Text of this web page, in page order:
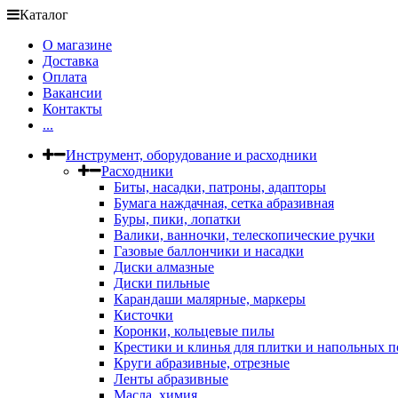
Каталог
О магазине
Доставка
Оплата
Вакансии
Контакты
...
Инструмент, оборудование и расходники
Расходники
Биты, насадки, патроны, адапторы
Бумага наждачная, сетка абразивная
Буры, пики, лопатки
Валики, ванночки, телескопические ручки
Газовые баллончики и насадки
Диски алмазные
Диски пильные
Карандаши малярные, маркеры
Кисточки
Коронки, кольцевые пилы
Крестики и клинья для плитки и напольных
Круги абразивные, отрезные
Ленты абразивные
Масла, химия